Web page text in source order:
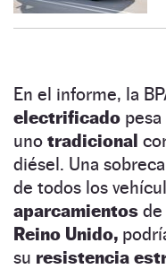
En el informe, la
electrificado
uno tradicional
diésel. Una
de todos los
aparcamientos de
Reino Unido,
su resistencia